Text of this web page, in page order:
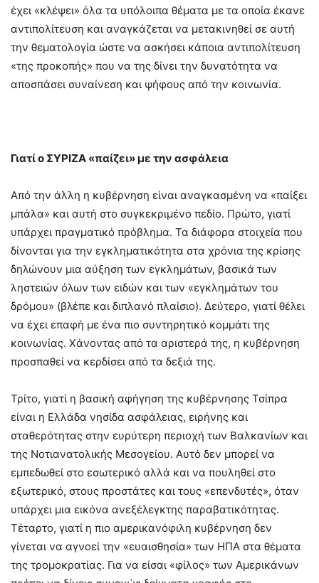
έχει «κλέψει» όλα τα υπόλοιπα θέματα με τα οποία έκανε
αντιπολίτευση και αναγκάζεται να μετακινηθεί σε αυτή
την θεματολογία ώστε να ασκήσει κάποια αντιπολίτευση
«της προκοπής» που να της δίνει την δυνατότητα να
αποσπάσει συναίνεση και ψήφους από την κοινωνία.
Γιατί ο ΣΥΡΙΖΑ «παίζει» με την ασφάλεια
Από την άλλη η κυβέρνηση είναι αναγκασμένη να «παίξει
μπάλα» και αυτή στο συγκεκριμένο πεδίο. Πρώτο, γιατί
υπάρχει πραγματικό πρόβλημα. Τα διάφορα στοιχεία που
δίνονται για την εγκληματικότητα στα χρόνια της κρίσης
δηλώνουν μια αύξηση των εγκλημάτων, βασικά των
ληστειών όλων των ειδών και των «εγκλημάτων του
δρόμου» (βλέπε και διπλανό πλαίσιο). Δεύτερο, γιατί θέλει
να έχει επαφή με ένα πιο συντηρητικό κομμάτι της
κοινωνίας. Χάνοντας από τα αριστερά της, η κυβέρνηση
προσπαθεί να κερδίσει από τα δεξιά της.
Τρίτο, γιατί η βασική αφήγηση της κυβέρνησης Τσίπρα
είναι η Ελλάδα νησίδα ασφάλειας, ειρήνης και
σταθερότητας στην ευρύτερη περιοχή των Βαλκανίων και
της Νοτιανατολικής Μεσογείου. Αυτό δεν μπορεί να
εμπεδωθεί στο εσωτερικό αλλά και να πουληθεί στο
εξωτερικό, στους προστάτες και τους «επενδυτές», όταν
υπάρχει μια εικόνα ανεξέλεγκτης παραβατικότητας.
Τέταρτο, γιατί η πιο αμερικανόφιλη κυβέρνηση δεν
γίνεται να αγνοεί την «ευαισθησία» των ΗΠΑ στα θέματα
της τρομοκρατίας. Για να είσαι «φίλος» των Αμερικάνων